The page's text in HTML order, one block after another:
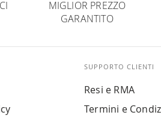
MIGLIOR PREZZO
GARANTITO
SUPPORTO CLIENTI
Resi e RMA
Termini e